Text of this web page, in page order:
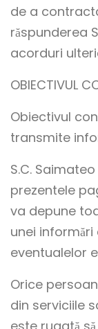
de a
răspunderea
acorduri
OBIECTIVUL
Obiectivul
transmite
S.C.
prezentele
va depune
unei
eventualelor
Orice
din serviciile